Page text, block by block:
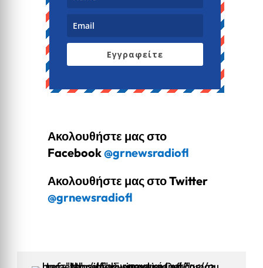
Εγγραφείτε
Ακολουθήστε μας στο
Facebook@grnewsradiofl
Ακολουθήστε μας στο Twitter
@grnewsradiofl